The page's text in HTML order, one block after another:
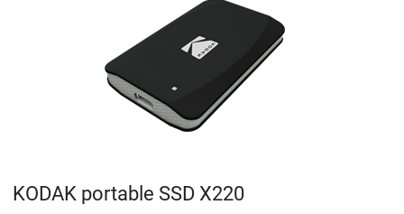
KODAK portable SSD X220